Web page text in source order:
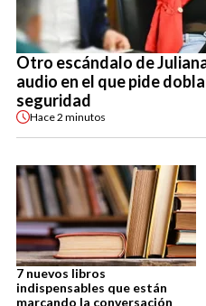
Otro escándalo de
audio en el que pide
seguridad
Hace2 minutos
7 nuevos libros
indispensables que están
marcando la conversación